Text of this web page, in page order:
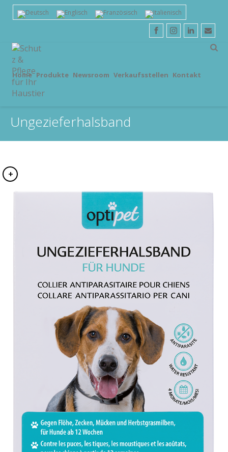
Home Produkte Newsroom Verkaufsstellen Kontakt
Ungezieferhalsband